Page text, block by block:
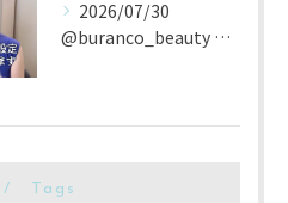
2026/07/30
@buranco_beauty 歴12年の知見と根本美容💆‍...
Tags